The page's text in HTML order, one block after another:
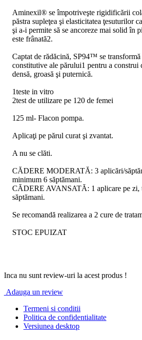
Aminexil® se împotriveşte rigidificării
păstra supleţea şi elasticitatea ţesuturilor
şi a-i permite să se ancoreze mai solid în
este frânată2.
Captat de rădăcină, SP94™ se
constitutive ale părului1 pentru a
densă, groasă şi puternică.
1teste in vitro
2test de utilizare pe 120 de femei
125 ml- Flacon pompa.
Aplicaţi pe părul curat şi zvantat.
A nu se clăti.
CĂDERE MODERATĂ: 3 aplicări/
minimum 6 săptămani.
CĂDERE AVANSATĂ: 1 aplicare pe zi,
săptămani.
Se recomandă realizarea a 2 cure de
STOC EPUIZAT
Inca nu sunt review-uri la acest produs !
Adauga un review
Termeni si conditii
Politica de confidentialitate
Versiunea desktop